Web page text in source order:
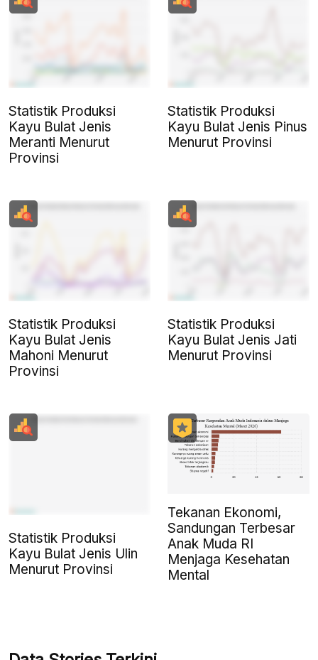
Statistik Produksi
Kayu Bulat Jenis
Meranti Menurut
Provinsi
Statistik Produksi
Kayu Bulat Jenis Pinus
Menurut Provinsi
Statistik Produksi
Kayu Bulat Jenis
Mahoni Menurut
Provinsi
Statistik Produksi
Kayu Bulat Jenis Jati
Menurut Provinsi
Statistik Produksi
Kayu Bulat Jenis Ulin
Menurut Provinsi
Tekanan Ekonomi,
Sandungan Terbesar
Anak Muda RI
Menjaga Kesehatan
Mental